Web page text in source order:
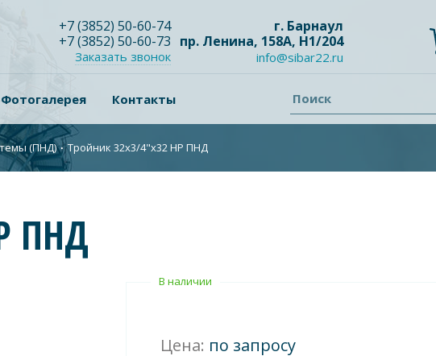
+7(3852) 50-60-74
+7(3852) 50-60-73
Заказать звонок
г. Барнаул
пр. Ленина, 158А, Н1/204
info@sibar22.ru
Фотогалерея Контакты Поиск
(ПНД) ∙Тройник 32х3/4"х32 НР ПНД
ПНД
В наличии
Цена: по запросу